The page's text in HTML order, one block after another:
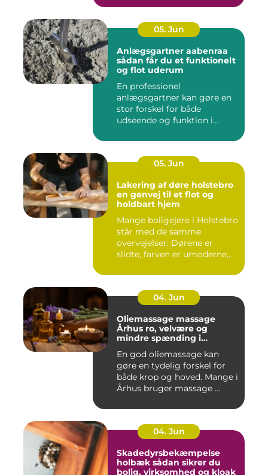
05. Jun
Anlægsgartner aabenraa
sådan får du et funktionelt
og flot uderum
En professionel
anlægsgartner kan gøre en
stor forskel for både
udseende og funktion i
05. Jun
Lakering af døre holstebro
en genvej til et flot og
holdbart hjem
Mange boligejere i Holstebro
står med de samme
overvejelser: Dørene er
slidte, farven er umoderne,
04. Jun
Oliemassage massage
Århus ro, velvære og
mindre spænding i
En god oliemassage kan
gøre en tydelig forskel for
både krop og hoved. Mange i
Århus bruger massage ...
04. Jun
Skadedyrsbekæmpelse
holbæk sådan sikrer du
bolig, virksomhed og kloak